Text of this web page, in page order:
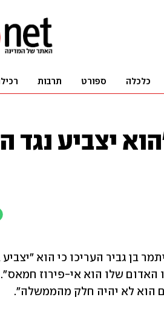
כלכלה ספורט תרבות
יצביע
הוא לא יהיה חלק מהממשלה".